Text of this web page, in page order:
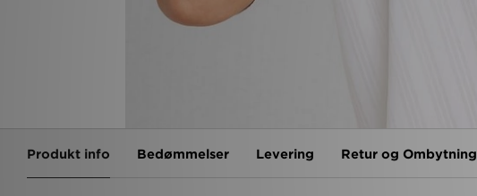
Produkt info Bedømmelser Levering Retur og Ombytning